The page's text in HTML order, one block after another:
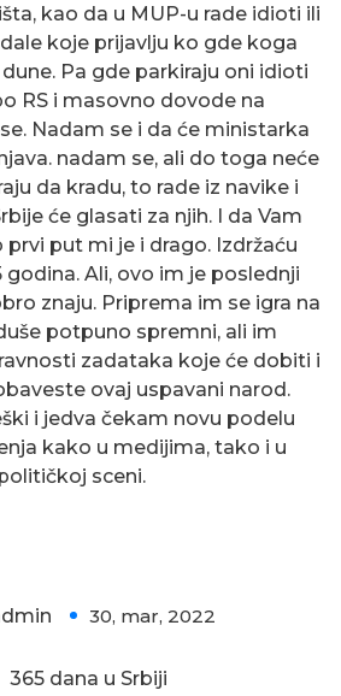
kao da u MUP-u rade idioti ili
koje prijavlju ko gde koga
Pa gde parkiraju oni idioti
RS i masovno dovode na
Nadam se i da će ministarka
nadam se, ali do toga neće
da kradu, to rade iz navike i
će glasati za njih. I da Vam
put mi je i drago. Izdržaću
godina. Ali, ovo im je poslednji
znaju. Priprema im se igra na
potpuno spremni, ali im
zadataka koje će dobiti i
ovaj uspavani narod.
i jedva čekam novu podelu
kako u medijima, tako i u
sceni.
30, mar, 2022
365 dana u Srbiji